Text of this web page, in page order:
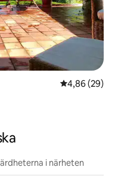
4,86 av 5 i
4,86 (29)
i närheten